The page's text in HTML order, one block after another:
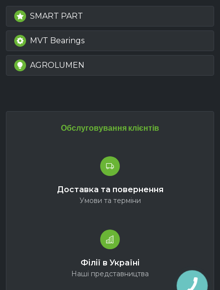
SMART PART
MVT Bearings
AGROLUMEN
Обслуговування клієнтів
Доставка та повернення
Умови та терміни
Філії в Україні
Наші представництва